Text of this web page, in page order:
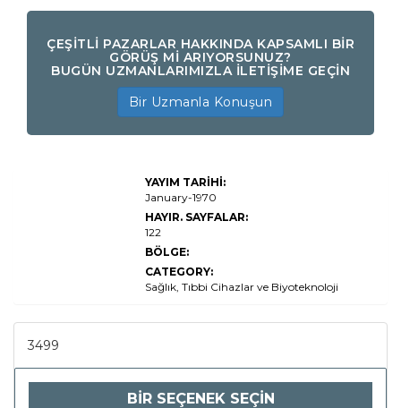
ÇEŞİTLİ PAZARLAR HAKKINDA KAPSAMLI BİR
GÖRÜŞ Mİ ARIYORSUNUZ?
BUGÜN UZMANLARIMIZLA İLETİŞİME GEÇİN
Bir Uzmanla Konuşun
YAYIM TARİHİ:
January-1970
HAYIR. SAYFALAR:
122
BÖLGE:
CATEGORY:
Sağlık, Tıbbi Cihazlar ve Biyoteknoloji
3499
BİR SEÇENEK SEÇİN